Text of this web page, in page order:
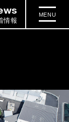
MENU
情報
ころ